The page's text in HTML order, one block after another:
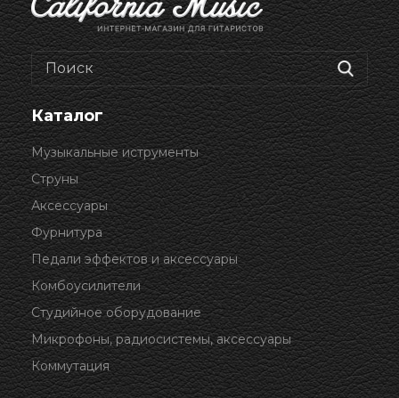
Каталог
Музыкальные иструменты
Струны
Аксессуары
Фурнитура
Педали эффектов и аксессуары
Комбоусилители
Студийное оборудование
Микрофоны, радиосистемы, аксессуары
Коммутация